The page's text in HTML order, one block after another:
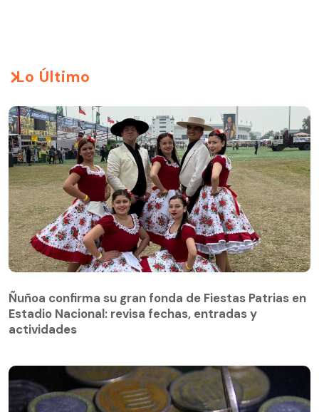
Lo Último
Ñuñoa confirma su gran fonda de Fiestas Patrias en
Estadio Nacional: revisa fechas, entradas y
actividades